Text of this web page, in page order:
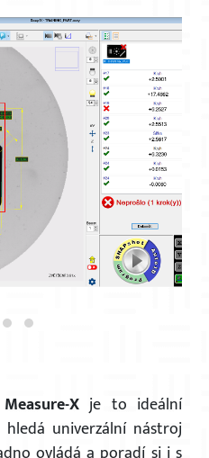
Measure-Xje to ideální
univerzální nástroj